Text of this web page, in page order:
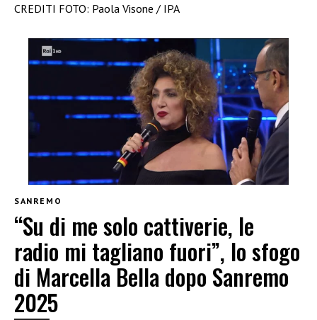
CREDITI FOTO: Paola Visone / IPA
SANREMO
“Su di me solo cattiverie, le
radio mi tagliano fuori”, lo sfogo
di Marcella Bella dopo Sanremo
2025